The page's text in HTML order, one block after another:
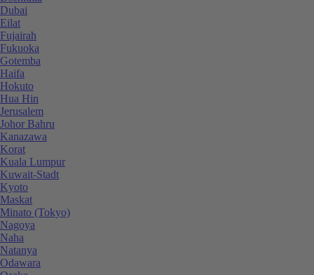
Dubai
Eilat
Fujairah
Fukuoka
Gotemba
Haifa
Hokuto
Hua Hin
Jerusalem
Johor Bahru
Kanazawa
Korat
Kuala Lumpur
Kuwait-Stadt
Kyoto
Maskat
Minato (Tokyo)
Nagoya
Naha
Natanya
Odawara